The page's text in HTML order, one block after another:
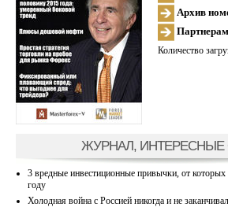
Архив
Партнерам
Количество
ЖУРНАЛ, ИНТЕРЕСНЫЕ
3 вредные инвестиционные привычки, от
году
Холодная война с Россией никогда и не